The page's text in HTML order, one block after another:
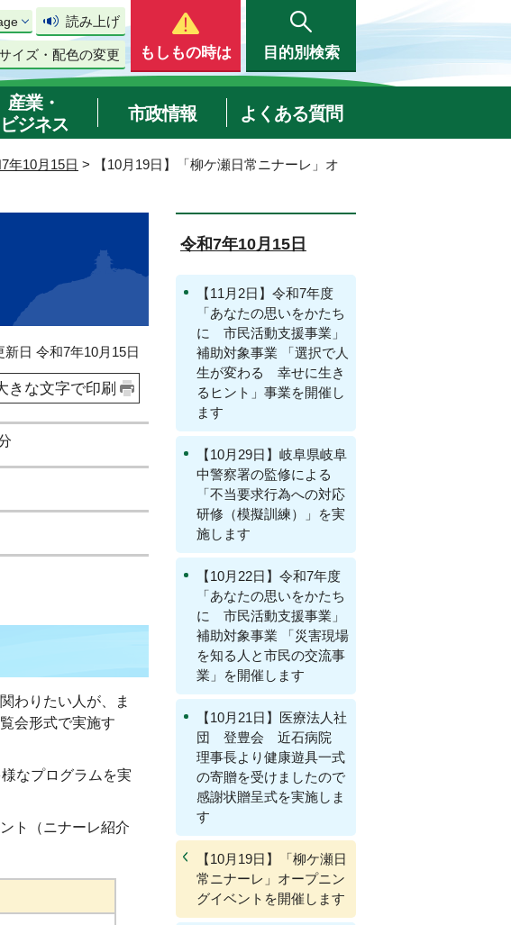
読み上げ
イズ・配色の変更 もしもの時は 目的別検索
産業・
ビジネス
市政情報 よくある質問
年10月15日 > 【10月19日】「柳ケ瀬日常ニナーレ」オ
日 令和7年10月15日
きな文字で印刷
わりたい人が、ま
会形式で実施す
なプログラムを実
ト（ニナーレ紹介
令和7年10月15日
【11月2日】令和7年度
「あなたの思いをかたち
に 市民活動支援事業」
補助対象事業 「選択で人
生が変わる 幸せに生き
るヒント」事業を開催し
ます
【10月29日】岐阜県岐阜
中警察署の監修による
「不当要求行為への対応
研修（模擬訓練）」を実
施します
【10月22日】令和7年度
「あなたの思いをかたち
に 市民活動支援事業」
補助対象事業 「災害現場
を知る人と市民の交流事
業」を開催します
【10月21日】医療法人社
団 登豊会 近石病院
理事長より健康遊具一式
の寄贈を受けましたので
感謝状贈呈式を実施しま
す
【10月19日】「柳ケ瀬日
常ニナーレ」オープニン
グイベントを開催します